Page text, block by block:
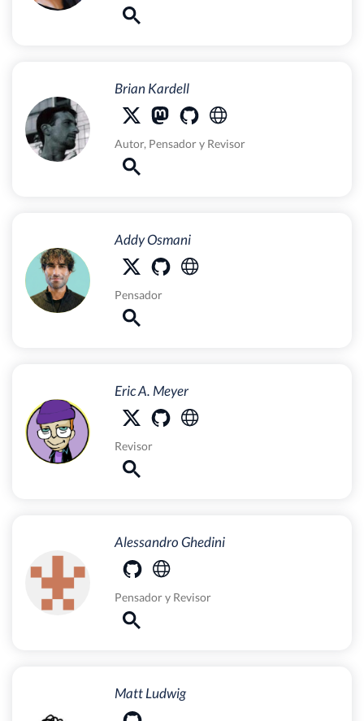
Brian Kardell
Autor, Pensadory Revisor
Addy Osmani
Pensador
Eric A. Meyer
Revisor
Alessandro Ghedini
Pensadory Revisor
Matt Ludwig